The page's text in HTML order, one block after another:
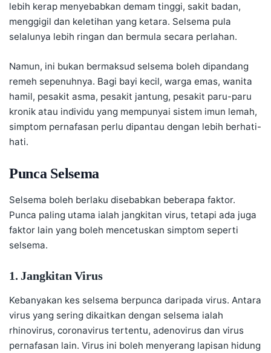
lebih kerap menyebabkan demam tinggi, sakit badan,
menggigil dan keletihan yang ketara. Selsema pula
selalunya lebih ringan dan bermula secara perlahan.
Namun, ini bukan bermaksud selsema boleh dipandang
remeh sepenuhnya. Bagi bayi kecil, warga emas, wanita
hamil, pesakit asma, pesakit jantung, pesakit paru-paru
kronik atau individu yang mempunyai sistem imun lemah,
simptom pernafasan perlu dipantau dengan lebih berhati-
hati.
Punca Selsema
Selsema boleh berlaku disebabkan beberapa faktor.
Punca paling utama ialah jangkitan virus, tetapi ada juga
faktor lain yang boleh mencetuskan simptom seperti
selsema.
1. Jangkitan Virus
Kebanyakan kes selsema berpunca daripada virus. Antara
virus yang sering dikaitkan dengan selsema ialah
rhinovirus, coronavirus tertentu, adenovirus dan virus
pernafasan lain. Virus ini boleh menyerang lapisan hidung